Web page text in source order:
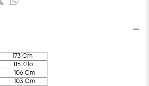
173 Cm
85 Kilo
106 Cm
103 Cm